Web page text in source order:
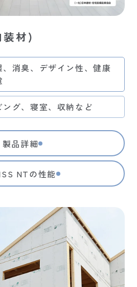
材)
、消臭、デザイン性、健康
ング、寝室、収納など
製品詳細
NTの性能